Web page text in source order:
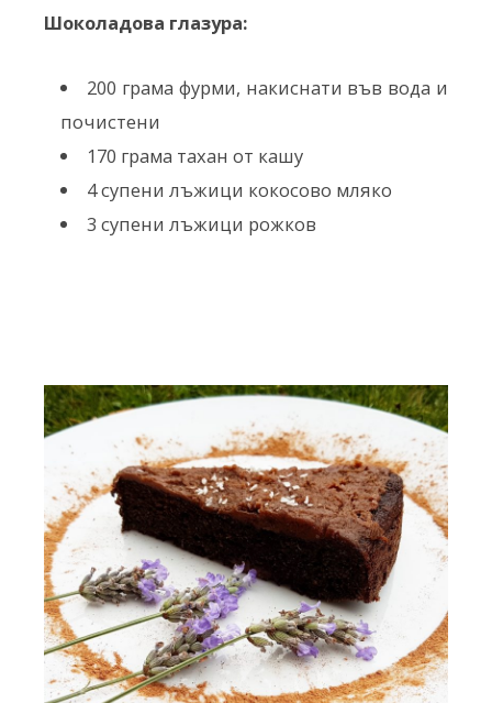
Шоколадова глазура:
200 грама фурми, накиснати във вода и
почистени
170 грама тахан от кашу
4 супени лъжици кокосово мляко
3 супени лъжици рожков